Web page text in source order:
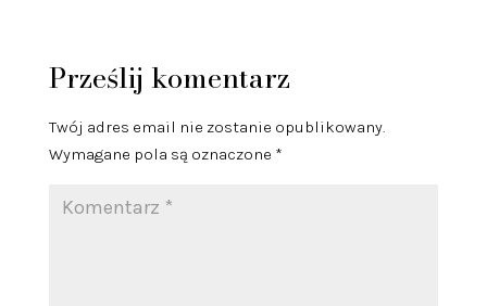
Prześlij komentarz
Twój adres email nie zostanie opublikowany.
Wymagane pola są oznaczone *